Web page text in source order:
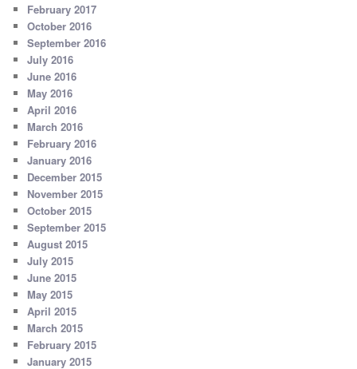
February 2017
October 2016
September 2016
July 2016
June 2016
May 2016
April 2016
March 2016
February 2016
January 2016
December 2015
November 2015
October 2015
September 2015
August 2015
July 2015
June 2015
May 2015
April 2015
March 2015
February 2015
January 2015